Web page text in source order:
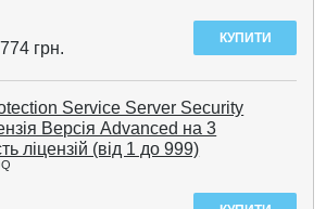
грн.
Service Server Security
Версія Advanced на 3
ліцензій (від 1 до 999)